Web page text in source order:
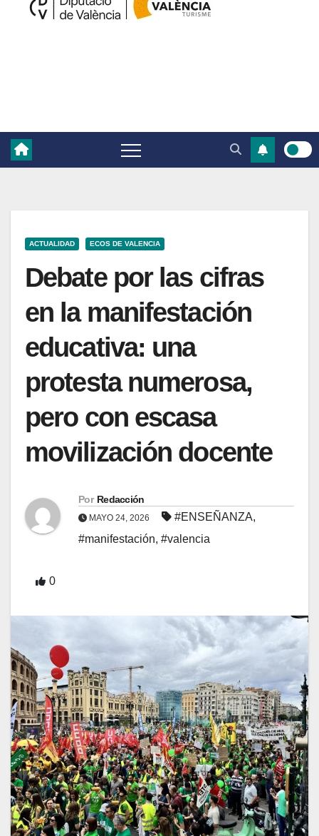
ACTUALIDAD ECOS DE VALENCIA
Debate por las cifras
en la manifestación
educativa: una
protesta numerosa,
pero con escasa
movilización docente
Por Redacción
MAYO 24, 2026 #ENSEÑANZA,
#manifestación, #valencia
0